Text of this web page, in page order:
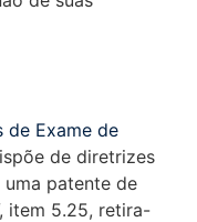
de Exame de
de diretrizes
patente de
item 5.25, retira-